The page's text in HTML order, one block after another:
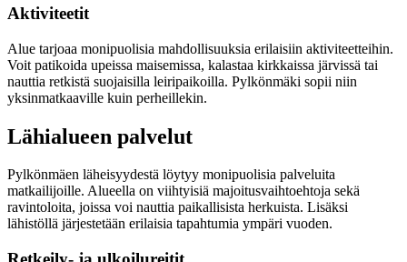
Aktiviteetit
Alue tarjoaa monipuolisia mahdollisuuksia erilaisiin aktiviteetteihin.
Voit patikoida upeissa maisemissa, kalastaa kirkkaissa järvissä tai
nauttia retkistä suojaisilla leiripaikoilla. Pylkönmäki sopii niin
yksinmatkaaville kuin perheillekin.
Lähialueen palvelut
Pylkönmäen läheisyydestä löytyy monipuolisia palveluita
matkailijoille. Alueella on viihtyisiä majoitusvaihtoehtoja sekä
ravintoloita, joissa voi nauttia paikallisista herkuista. Lisäksi
lähistöllä järjestetään erilaisia tapahtumia ympäri vuoden.